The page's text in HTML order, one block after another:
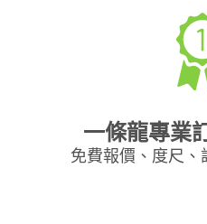
一條龍專業
免費報價、度尺、